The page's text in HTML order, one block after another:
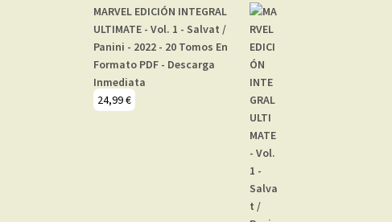
MARVEL EDICIÓN INTEGRAL
ULTIMATE - Vol. 1 - Salvat /
Panini - 2022 - 20 Tomos En
Formato PDF - Descarga
Inmediata
24,99€